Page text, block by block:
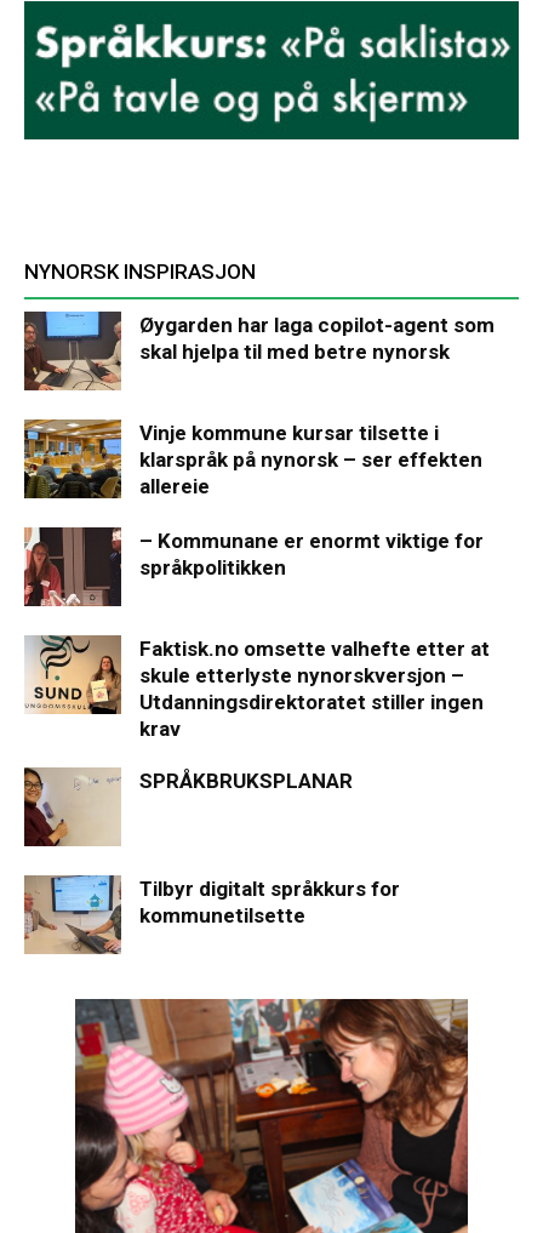
NYNORSK INSPIRASJON
Øygarden har laga copilot-agent som
skal hjelpa til med betre nynorsk
Vinje kommune kursar tilsette i
klarspråk på nynorsk – ser effekten
allereie
– Kommunane er enormt viktige for
språkpolitikken
Faktisk.no omsette valhefte etter at
skule etterlyste nynorskversjon –
Utdanningsdirektoratet stiller ingen
krav
SPRÅKBRUKSPLANAR
Tilbyr digitalt språkkurs for
kommunetilsette